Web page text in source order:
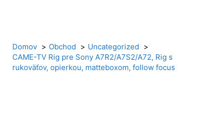
Domov Obchod
Uncategorized
CAME-TV Rig pre Sony A7R2/A7S2/A72, Rig s
rukoväťov, opierkou, matteboxom, follow focus